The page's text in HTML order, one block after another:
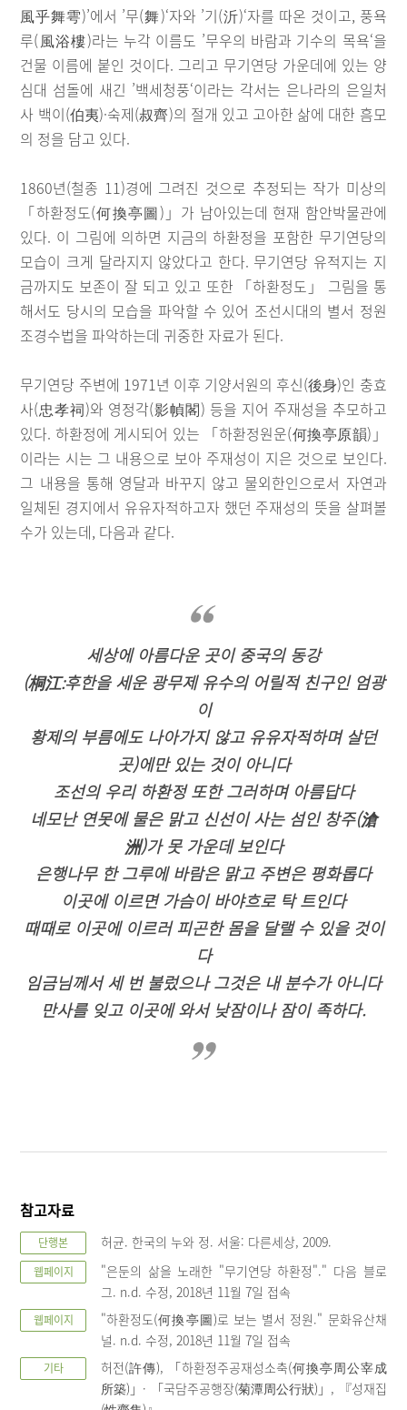
風乎舞雩)’에서 ’무(舞)‘자와 ’기(沂)‘자를 따온 것이고, 풍욕
루(風浴樓)라는 누각 이름도 ’무우의 바람과 기수의 목욕‘을
건물 이름에 붙인 것이다. 그리고 무기연당 가운데에 있는 양
심대 섬돌에 새긴 ’백세청풍‘이라는 각서는 은나라의 은일처
사 백이(伯夷)·숙제(叔齊)의 절개 있고 고아한 삶에 대한 흠모
의 정을 담고 있다.
1860년(철종 11)경에 그려진 것으로 추정되는 작가 미상의
「하환정도(何換亭圖)」가 남아있는데 현재 함안박물관에
있다. 이 그림에 의하면 지금의 하환정을 포함한 무기연당의
모습이 크게 달라지지 않았다고 한다. 무기연당 유적지는 지
금까지도 보존이 잘 되고 있고 또한 「하환정도」 그림을 통
해서도 당시의 모습을 파악할 수 있어 조선시대의 별서 정원
조경수법을 파악하는데 귀중한 자료가 된다.
무기연당 주변에 1971년 이후 기양서원의 후신(後身)인 충효
사(忠孝祠)와 영정각(影幀閣) 등을 지어 주재성을 추모하고
있다. 하환정에 게시되어 있는 「하환정원운(何換亭原韻)」
이라는 시는 그 내용으로 보아 주재성이 지은 것으로 보인다.
그 내용을 통해 영달과 바꾸지 않고 물외한인으로서 자연과
일체된 경지에서 유유자적하고자 했던 주재성의 뜻을 살펴볼
수가 있는데, 다음과 같다.
세상에 아름다운 곳이 중국의 동강
(桐江:후한을 세운 광무제 유수의 어릴적 친구인 엄광
이
황제의 부름에도 나아가지 않고 유유자적하며 살던
곳)에만 있는 것이 아니다
조선의 우리 하환정 또한 그러하며 아름답다
네모난 연못에 물은 맑고 신선이 사는 섬인 창주(滄
洲)가 못 가운데 보인다
은행나무 한 그루에 바람은 맑고 주변은 평화롭다
이곳에 이르면 가슴이 바야흐로 탁 트인다
때때로 이곳에 이르러 피곤한 몸을 달랠 수 있을 것이
다
임금님께서 세 번 불렀으나 그것은 내 분수가 아니다
만사를 잊고 이곳에 와서 낮잠이나 잠이 족하다.
참고자료
단행본 허균. 한국의 누와 정. 서울: 다른세상, 2009.
웹페이지
"은둔의 삶을 노래한 "무기연당 하환정"." 다음 블로
그. n.d. 수정, 2018년 11월 7일 접속
웹페이지
"하환정도(何換亭圖)로 보는 별서 정원." 문화유산채
널. n.d. 수정, 2018년 11월 7일 접속
기타
허전(許傳), 「하환정주공재성소축(何換亭周公宰成
所築)」· 「국담주공행장(菊潭周公行狀)」, 『성재집